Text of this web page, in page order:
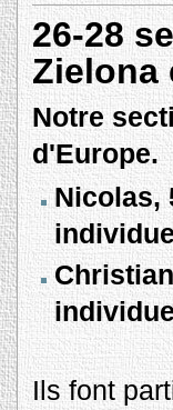
26-28
Zielona
Notre
d'Europe.
Nicolas,
Ils font